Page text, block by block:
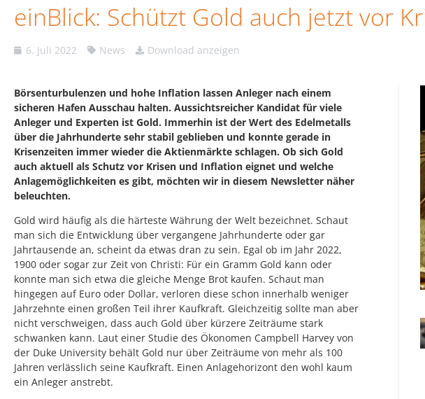
einBlick: Schützt Gold auch jetzt vor
6. Juli 2022 News Download anzeigen
Börsenturbulenzen und hohe Inflation lassen Anleger nach einem
sicheren Hafen Ausschau halten. Aussichtsreicher Kandidat für viele
Anleger und Experten ist Gold. Immerhin ist der Wert des Edelmetalls
über die Jahrhunderte sehr stabil geblieben und konnte gerade in
Krisenzeiten immer wieder die Aktienmärkte schlagen. Ob sich Gold
auch aktuell als Schutz vor Krisen und Inflation eignet und welche
Anlagemöglichkeiten es gibt, möchten wir in diesem Newsletter näher
beleuchten.
Gold wird häufig als die härteste Währung der Welt bezeichnet. Schaut
man sich die Entwicklung über vergangene Jahrhunderte oder gar
Jahrtausende an, scheint da etwas dran zu sein. Egal ob im Jahr 2022,
1900 oder sogar zur Zeit von Christi: Für ein Gramm Gold kann oder
konnte man sich etwa die gleiche Menge Brot kaufen. Schaut man
hingegen auf Euro oder Dollar, verloren diese schon innerhalb weniger
Jahrzehnte einen großen Teil ihrer Kaufkraft. Gleichzeitig sollte man aber
nicht verschweigen, dass auch Gold über kürzere Zeiträume stark
schwanken kann. Laut einer Studie des Ökonomen Campbell Harvey von
der Duke University behält Gold nur über Zeiträume von mehr als 100
Jahren verlässlich seine Kaufkraft. Einen Anlagehorizont den wohl kaum
ein Anleger anstrebt.